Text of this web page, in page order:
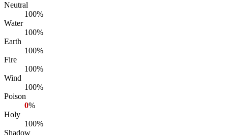
Neutral
100%
Water
100%
Earth
100%
Fire
100%
Wind
100%
Poison
0%
Holy
100%
Shadow